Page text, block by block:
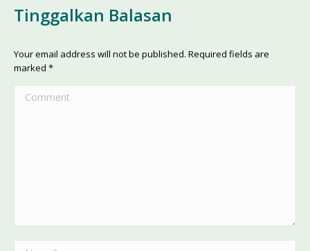
Tinggalkan Balasan
Your email address will not be published. Required fields are
marked *
Comment
Name *